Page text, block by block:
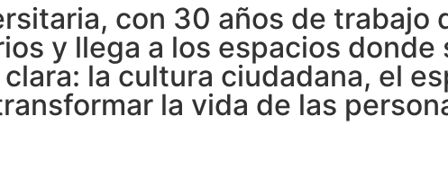
con 30 años de trabajo
y llega a los espacios
la cultura ciudadana, el
la vida de las